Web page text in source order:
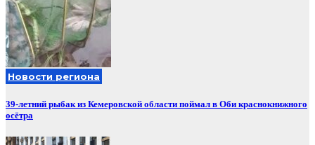
Новости региона
39-летний рыбак из Кемеровской области поймал в Оби краснокнижного
осётра